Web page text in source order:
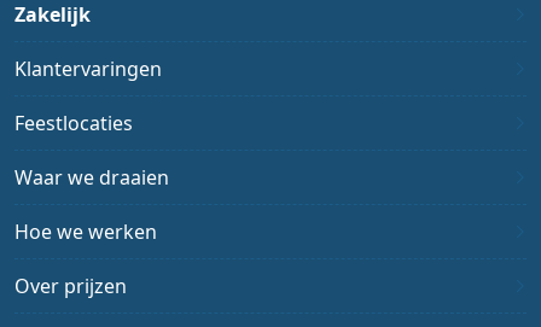
Zakelijk
Klantervaringen
Feestlocaties
Waar we draaien
Hoe we werken
Over prijzen